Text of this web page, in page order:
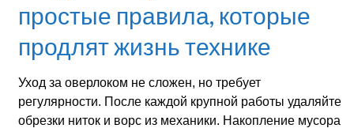
простые правила, которые
продлят жизнь технике
Уход за оверлоком не сложен, но требует
регулярности. После каждой крупной работы удаляйте
обрезки ниток и ворс из механики. Накопление мусора